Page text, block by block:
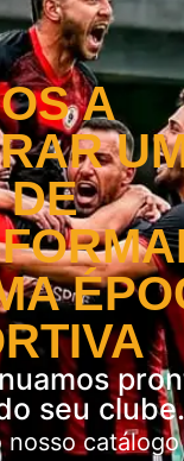
A
DE
seu clube.
nosso